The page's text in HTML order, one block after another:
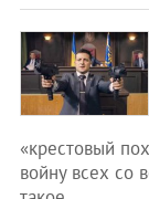
«крестовый
войну всех со